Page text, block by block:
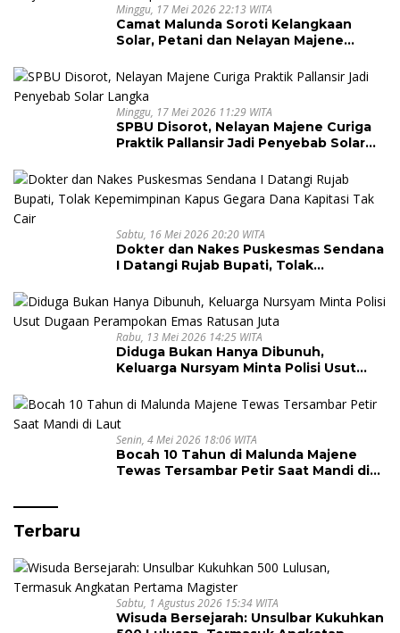
Minggu, 17 Mei 2026 22:13 WITA
Camat Malunda Soroti Kelangkaan
Solar, Petani dan Nelayan Majene
Minggu, 17 Mei 2026 11:29 WITA
SPBU Disorot, Nelayan Majene Curiga
Praktik Pallansir Jadi Penyebab Solar
Sabtu, 16 Mei 2026 20:20 WITA
Dokter dan Nakes Puskesmas Sendana
I Datangi Rujab Bupati, Tolak
Kapitasi Tak Cair
Rabu, 13 Mei 2026 14:25 WITA
Diduga Bukan Hanya Dibunuh,
Keluarga Nursyam Minta Polisi Usut
Juta
Senin, 4 Mei 2026 18:06 WITA
Bocah 10 Tahun di Malunda Majene
Tewas Tersambar Petir Saat Mandi di
Terbaru
Sabtu, 1 Agustus 2026 15:34 WITA
Wisuda Bersejarah: Unsulbar Kukuhkan